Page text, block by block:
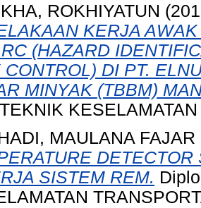
ROKHIYATUN
KERJA
(HAZARD
CONTROL) DI PT.
MINYAK (TBBM)
MAULANA FAJAR
SISTEM REM.